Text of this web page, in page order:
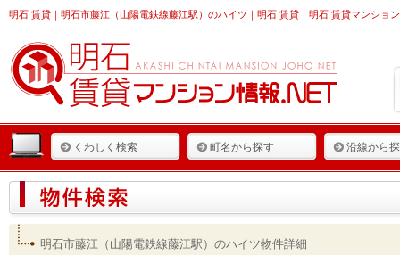
明石 賃貸 ｜明石市藤江（山陽電鉄線藤江駅）のハイツ｜明石 賃貸｜明石 賃貸マンショ
くわしく検索 町名から探す 沿線から
明石市藤江（山陽電鉄線藤江駅）のハイツ物件詳細